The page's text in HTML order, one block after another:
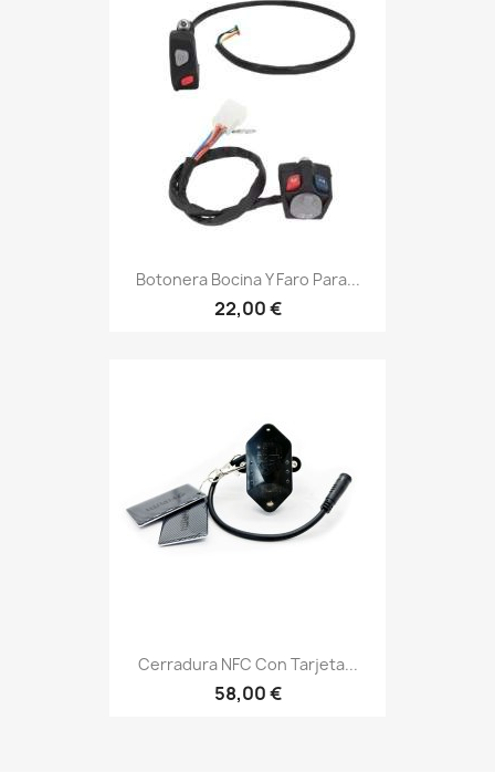
Botonera Bocina Y Faro Para...
22,00 €
Cerradura NFC Con Tarjeta...
58,00 €